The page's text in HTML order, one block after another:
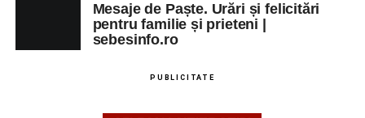
Mesaje de Paște. Urări și felicitări
pentru familie și prieteni |
sebesinfo.ro
PUBLICITATE